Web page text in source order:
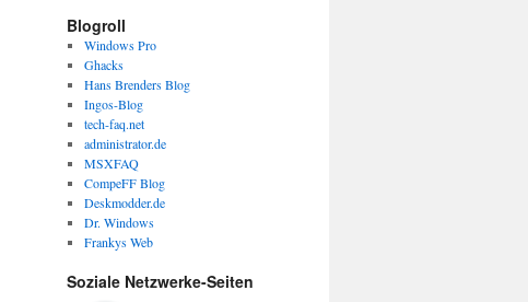
Blogroll
Windows Pro
Ghacks
Hans Brenders Blog
Ingos-Blog
tech-faq.net
administrator.de
MSXFAQ
CompeFF Blog
Deskmodder.de
Dr. Windows
Frankys Web
Soziale Netzwerke-Seiten